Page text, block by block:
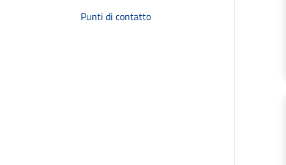
Punti di contatto